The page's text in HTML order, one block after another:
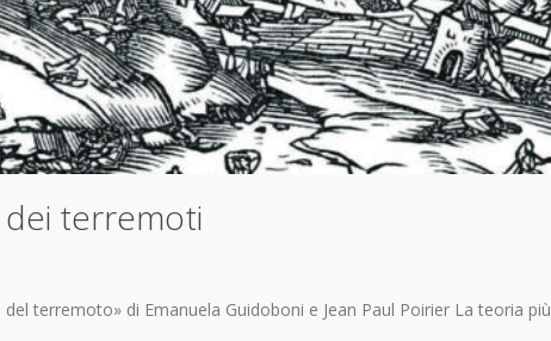
terremoti
terremoto» di Emanuela Guidoboni e Jean Paul Poirier La teoria più